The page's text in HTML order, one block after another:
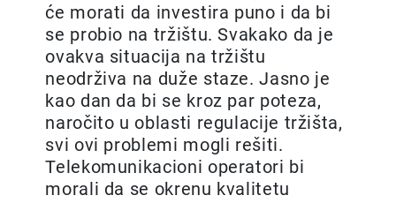
će morati da investira puno i da bi
se probio na tržištu. Svakako da je
ovakva situacija na tržištu
neodrživa na duže staze. Jasno je
kao dan da bi se kroz par poteza,
naročito u oblasti regulacije tržišta,
svi ovi problemi mogli rešiti.
Telekomunikacioni operatori bi
morali da se okrenu kvalitetu